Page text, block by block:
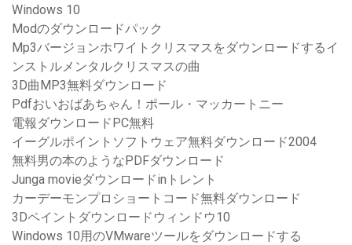
Windows 10
Modのダウンロードパック
Mp3バージョンホワイトクリスマスをダウンロードするイ
ンストルメンタルクリスマスの曲
3D曲MP3無料ダウンロード
Pdfおいおばあちゃん！ポール・マッカートニー
電報ダウンロードPC無料
イーグルポイントソフトウェア無料ダウンロード2004
無料男の本のようなPDFダウンロード
Junga movieダウンロードinトレント
カーデーモンプロショートコード無料ダウンロード
3Dペイントダウンロードウィンドウ10
Windows 10用のVMwareツールをダウンロードする